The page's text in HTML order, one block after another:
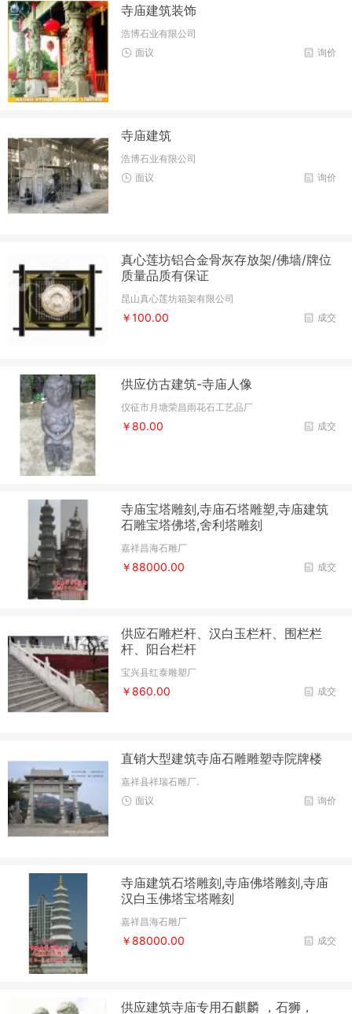
寺庙建筑装饰
浩博石业有限公司
询价
面议
寺庙建筑
浩博石业有限公司
询价
面议
真心莲坊铝合金骨灰存放架/佛墙/牌位
质量品质有保证
昆山真心莲坊箱架有限公司
成交
￥100.00
供应仿古建筑-寺庙人像
仪征市月塘荣昌雨花石工艺品厂
成交
￥80.00
寺庙宝塔雕刻,寺庙石塔雕塑,寺庙建筑
石雕宝塔佛塔,舍利塔雕刻
嘉祥昌海石雕厂
成交
￥88000.00
供应石雕栏杆、汉白玉栏杆、围栏栏
杆、阳台栏杆
宝兴县红泰雕塑厂
成交
￥860.00
直销大型建筑寺庙石雕雕塑寺院牌楼
嘉祥县祥瑞石雕厂.
询价
面议
寺庙建筑石塔雕刻,寺庙佛塔雕刻,寺庙
汉白玉佛塔宝塔雕刻
嘉祥昌海石雕厂
成交
￥88000.00
供应建筑寺庙专用石麒麟 ，石狮，